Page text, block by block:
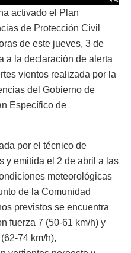
activado el Plan
de Protección Civil
de este jueves, 3 de
a la declaración de alerta
vientos realizada por la
del Gobierno de
Específico de
por el técnico de
y emitida el 2 de abril a las
meteorológicas
de la Comunidad
previstos se encuentra
fuerza 7 (50-61 km/h) y
74 km/h),